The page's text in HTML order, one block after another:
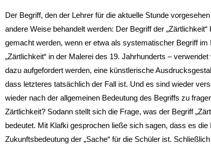
Der Begriff, den der Lehrer für die aktuelle Stunde
andere Weise behandelt werden: Der Begriff der
gemacht werden, wenn er etwa als systematischer Begriff
„Zärtlichkeit“ in der Malerei des 19. Jahrhunderts –
dazu aufgefordert werden, eine künstlerische
dass letzteres tatsächlich der Fall ist. Und es sind wieder
wieder nach der allgemeinen Bedeutung des Begriffs zu
Zärtlichkeit? Sodann stellt sich die Frage, was der Begriff
bedeutet. Mit Klafki gesprochen ließe sich sagen, dass es
Zukunftsbedeutung der „Sache“ für die Schüler ist.